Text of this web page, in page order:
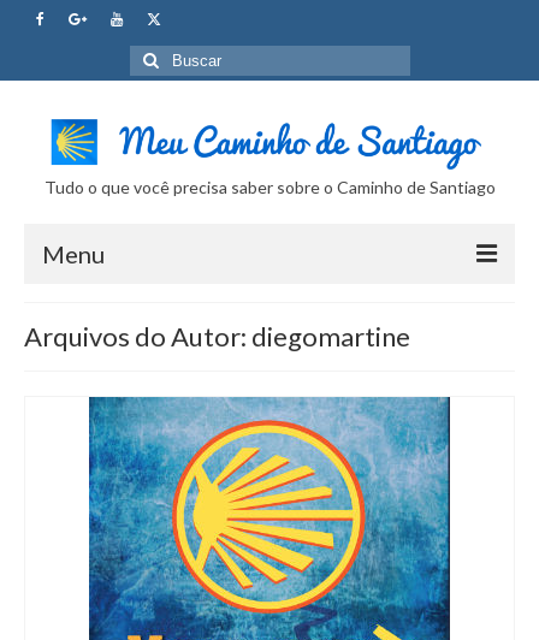
Buscar
por:
Tudo o que você precisa saber sobre o Caminho de Santiago
Menu
Internet no Caminho
SUPER Dicas
Camera Fotografica
Curiosidades no Caminho
Celular no Caminho
Arquivos do Autor: diegomartine